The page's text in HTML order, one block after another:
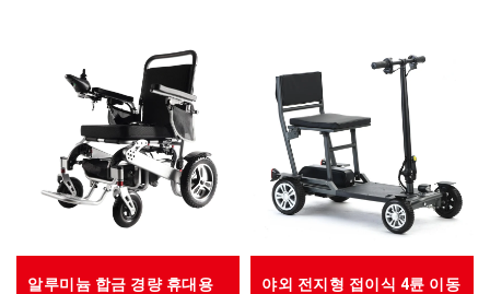
알루미늄 합금 경량 휴대용
야외 전지형 접이식 4륜 이동